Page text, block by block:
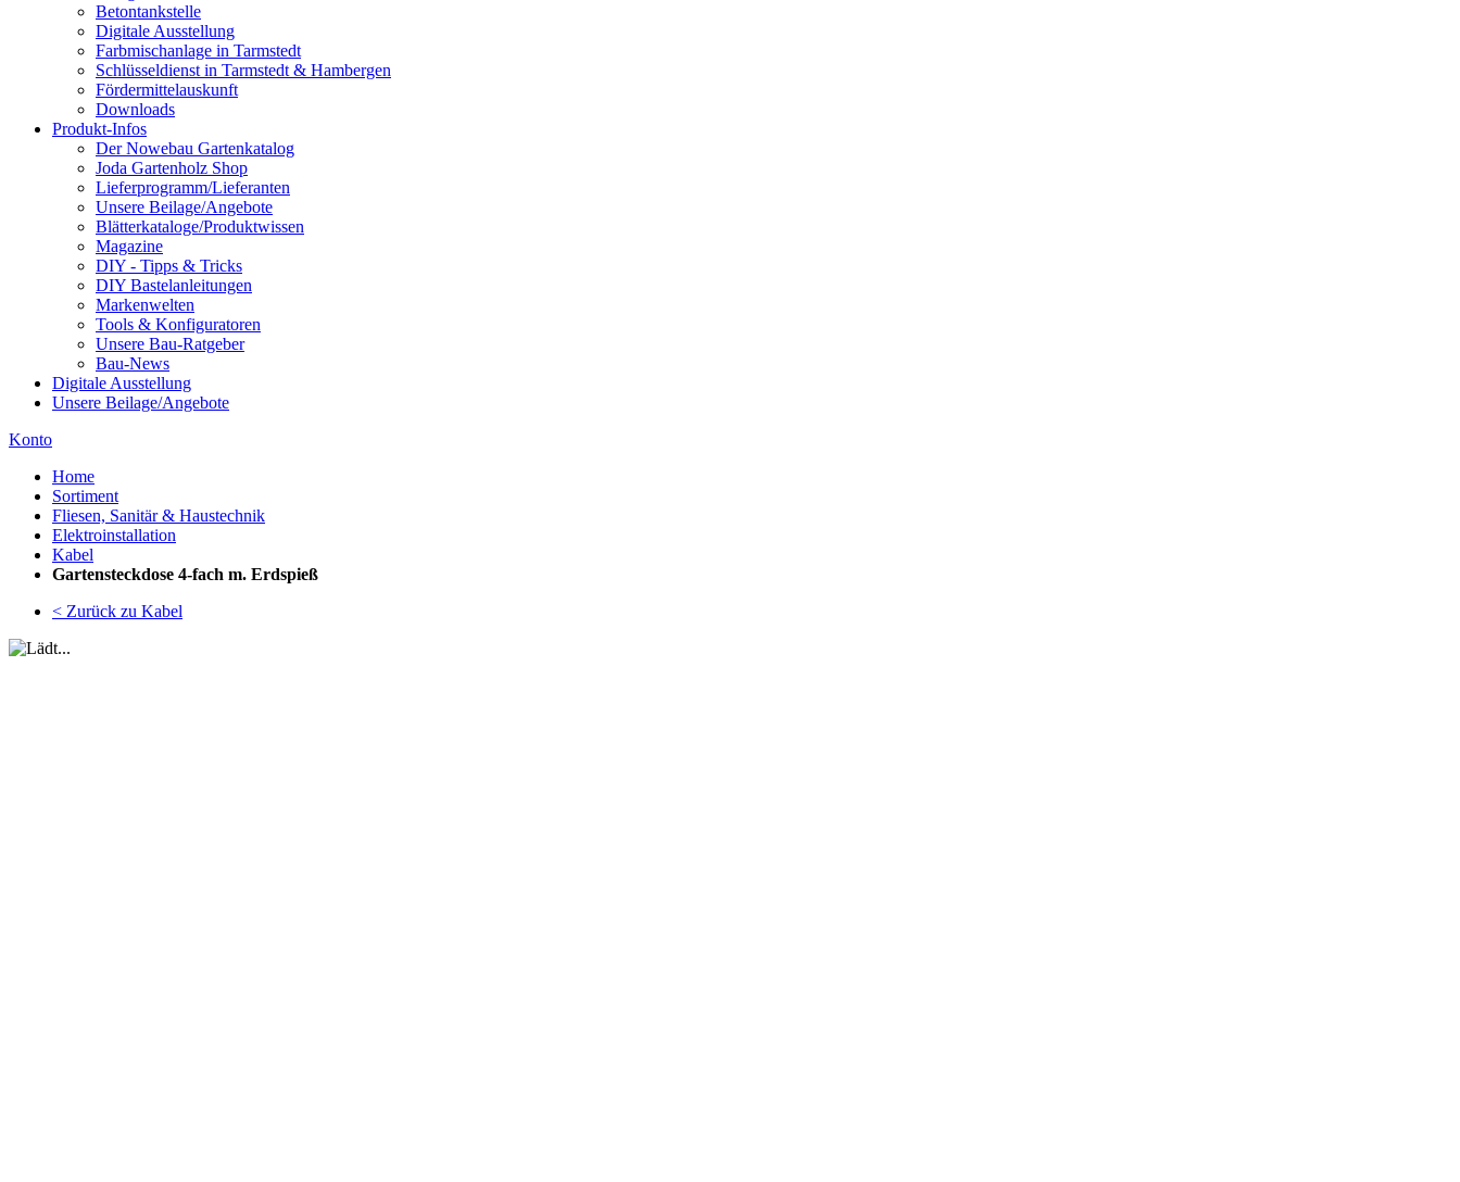
Betontankstelle
Digitale Ausstellung
Farbmischanlage in Tarmstedt
Schlüsseldienst in Tarmstedt & Hambergen
Fördermittelauskunft
Downloads
Produkt-Infos
Der Nowebau Gartenkatalog
Joda Gartenholz Shop
Lieferprogramm/Lieferanten
Unsere Beilage/Angebote
Blätterkataloge/Produktwissen
Magazine
DIY - Tipps & Tricks
DIY Bastelanleitungen
Markenwelten
Tools & Konfiguratoren
Unsere Bau-Ratgeber
Bau-News
Digitale Ausstellung
Unsere Beilage/Angebote
Konto
Home
Sortiment
Fliesen, Sanitär & Haustechnik
Elektroinstallation
Kabel
Gartensteckdose 4-fach m. Erdspieß
< Zurück zu Kabel